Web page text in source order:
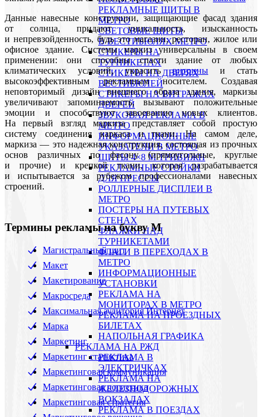
РЕКЛАМНЫЕ ЩИТЫ В
МЕТРО
СВЕТОВЫЕ ЩИТЫ
В ВЕСТИБЮЛЯХ МЕТРО
СТИКЕРЫ НА
ТУРНИКЕТАХ
CТИКЕРЫ НА ДВЕРЯХ
ВЕСТИБЮЛЕЙ
CТИКЕРЫ НА ВИТРАЖАХ
ДВЕРЕЙ
ЗВУКОВАЯ РЕКЛАМА В
МЕТРО
ИНФОРМАЦИОННЫЕ
УКАЗАТЕЛИ В МЕТРО
ЩИТЫ 4×8 М ТРИВИЖН
РЕКЛАМНЫЕ СТОЙКИ
ДЛЯ ПРЕССЫ
РОЛЛЕРНЫЕ ДИСПЛЕИ В
МЕТРО
ПОСТЕРЫ НА ПУТЕВЫХ
СТЕНАХ
ФЛАЖКИ НАД
ТУРНИКЕТАМИ
ФЛАГИ В ПЕРЕХОДАХ В
МЕТРО
ИНФОРМАЦИОННЫЕ
УСТАНОВКИ
РЕКЛАМА НА
МОНИТОРАХ В МЕТРО
РЕКЛАМА НА ПРОЕЗДНЫХ
БИЛЕТАХ
НАПОЛЬНАЯ ГРАФИКА
РЕКЛАМА НА РЖД
РЕКЛАМА В
ЭЛЕКТРИЧКАХ
РЕКЛАМА НА
ЖЕЛЕЗНОДОРОЖНЫХ
ВОКЗАЛАХ
РЕКЛАМА В ПОЕЗДАХ
Данные навесные конструкции, защищающие фасад здания
от солнца, придают уникальность, изысканность
и непревзойденность, будь это магазин, ресторан, жилое или
офисное здание. Системы маркиз универсальны в своем
применении: они способны спасти здание от любых
климатических условий, украситьвитрины и стать
высокоэффективным рекламным носителем. Создавая
неповторимый дизайн внешнего образа здания, маркизы
увеличивают запоминаемость, вызывают положительные
эмоции и способствуют завоеванию новых клиентов.
На первый взгляд маркиза представляет собой простую
систему соединения каркаса и ткани. На самом деле,
маркиза — это надежная конструкция, состоящая из прочных
основ различных по фасону (прямоугольные, круглые
и прочие) и крепкой ткани, которая разрабатывается
и испытывается за рубежом профессионалами навесных
строений.
Термины рекламы на букву M
Магистральный щит
Макет
Макетирование
Макросреда
Максимальная аудитория Интернет
Марка
Маркетинг
Маркетинг статистика
Маркетинговая коммуникация
Маркетинговая логистика
Маркетинговая стратегия